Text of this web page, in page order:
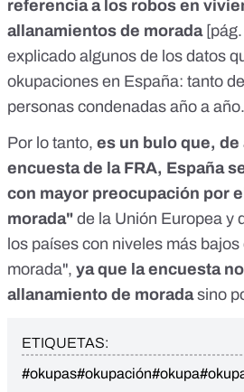
referencia a los robos en
allanamientos de morada[
explicado algunos de los datos
okupaciones en España: tanto
personas condenadas año a año.
Por lo tanto, es un bulo que,
encuesta de la FRA, España
con mayor preocupación por
morada" de la Unión Europea y
los países con niveles más
morada", ya que la encuesta
allanamiento de moradasino
ETIQUETAS:
#okupas#okupación#okupa